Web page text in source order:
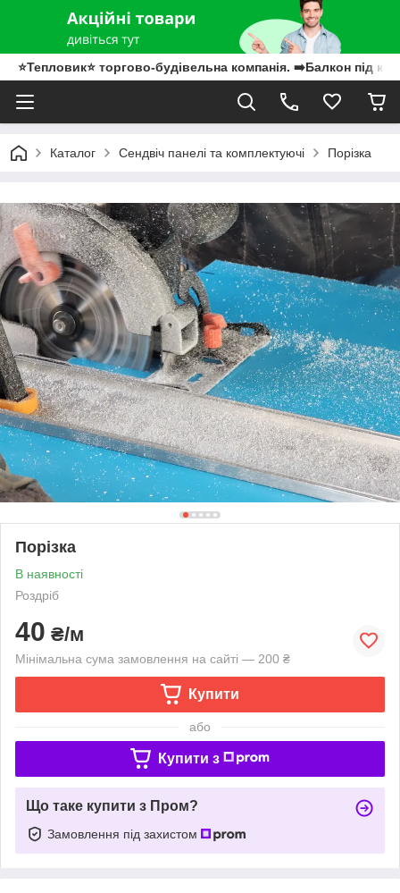
⭐Тепловик⭐ торгово-будівельна компанія. ➡️Балкон під
Каталог Сендвіч панелі та комплектуючі Порізка
Порізка
В наявності
Роздріб
40 ₴/м
Мінімальна сума замовлення на сайті — 200 ₴
Купити
або
Купити з
Що таке купити з Пром?
Замовлення під захистом